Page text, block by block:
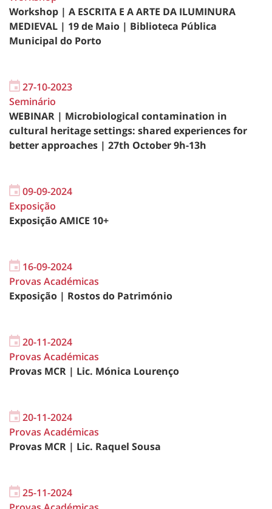
Workshop | A ESCRITA E A ARTE DA ILUMINURA
MEDIEVAL | 19 de Maio | Biblioteca Pública
Municipal do Porto
27-10-2023
Seminário
WEBINAR | Microbiological contamination in
cultural heritage settings: shared experiences for
better approaches | 27th October 9h-13h
09-09-2024
Exposição
Exposição AMICE 10+
16-09-2024
Provas Académicas
Exposição | Rostos do Património
20-11-2024
Provas Académicas
Provas MCR | Lic. Mónica Lourenço
20-11-2024
Provas Académicas
Provas MCR | Lic. Raquel Sousa
25-11-2024